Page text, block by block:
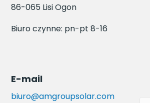
86-065 Lisi Ogon
Biuro czynne: pn-pt 8-16
E-mail
biuro@amgroupsolar.com